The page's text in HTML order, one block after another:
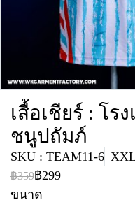
เสื้อเชียร์ : โ
ชนูปถัมภ์
SKU : TEAM11-6 XXL
฿359฿299
ขนาด